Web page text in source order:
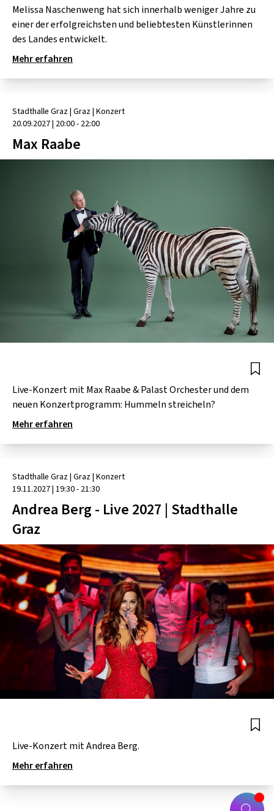
Melissa Naschenweng hat sich innerhalb weniger Jahre zu
einer der erfolgreichsten und beliebtesten Künstlerinnen
des Landes entwickelt.
Mehr erfahren
Stadthalle Graz| Graz| Konzert
20.09.2027| 20:00 - 22:00
Max Raabe
Live-Konzert mit Max Raabe & Palast Orchester und dem
neuen Konzertprogramm: Hummeln streicheln?
Mehr erfahren
Stadthalle Graz| Graz| Konzert
19.11.2027| 19:30 - 21:30
Andrea Berg - Live 2027 | Stadthalle
Graz
Live-Konzert mit Andrea Berg.
Mehr erfahren